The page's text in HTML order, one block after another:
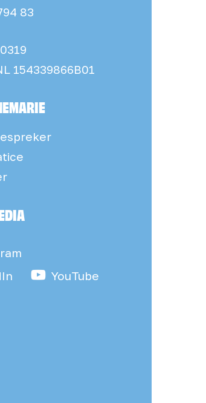
83
154339866B01
YouTube